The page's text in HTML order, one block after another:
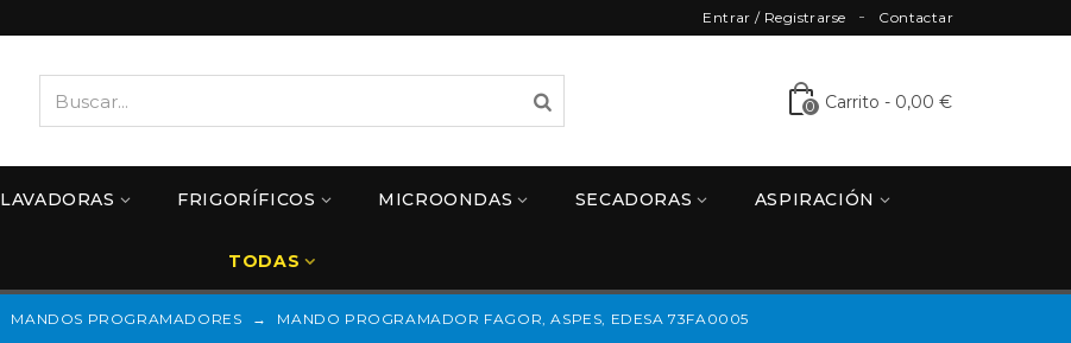
Contactar
Entrar / Registrarse
0 Carrito - 0,00 €
LAVADORAS FRIGORÍFICOS MICROONDAS SECADORAS ASPIRACIÓN
TODAS
MANDOS PROGRAMADORES → MANDO PROGRAMADOR FAGOR, ASPES, EDESA 73FA0005